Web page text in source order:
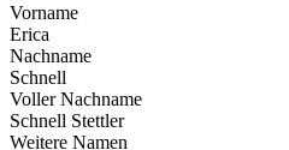
Vorname
Erica
Nachname
Schnell
Voller Nachname
Schnell Stettler
Weitere Namen